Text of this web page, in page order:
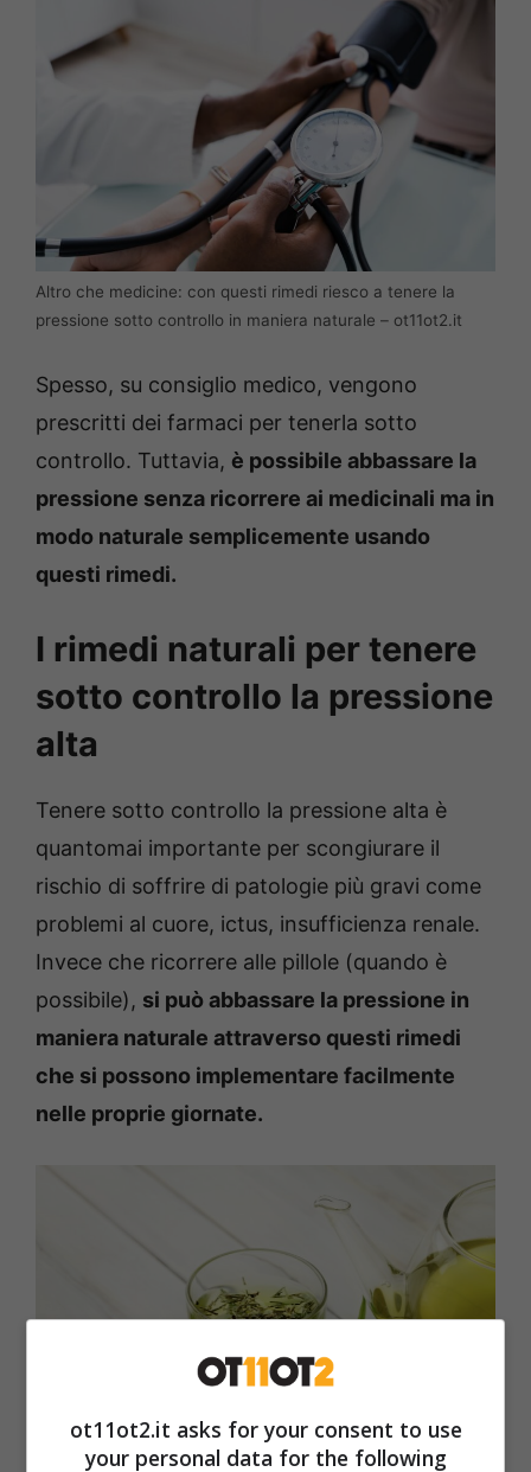
Altro che medicine: con questi rimedi riesco a tenere la
pressione sotto controllo in maniera naturale – ot11ot2.it
Spesso, su consiglio medico, vengono
prescritti dei farmaci per tenerla sotto
controllo. Tuttavia, è possibile abbassare la
pressione senza ricorrere ai medicinali ma in
modo naturale semplicemente usando
questi rimedi.
I rimedi naturali per tenere
sotto controllo la pressione
alta
Tenere sotto controllo la pressione alta è
quantomai importante per scongiurare il
rischio di soffrire di patologie più gravi come
problemi al cuore, ictus, insufficienza renale.
Invece che ricorrere alle pillole (quando è
possibile), si può abbassare la pressione in
maniera naturale attraverso questi rimedi
che si possono implementare facilmente
nelle proprie giornate.
ot11ot2.it asks for your consent to use
your personal data for the following